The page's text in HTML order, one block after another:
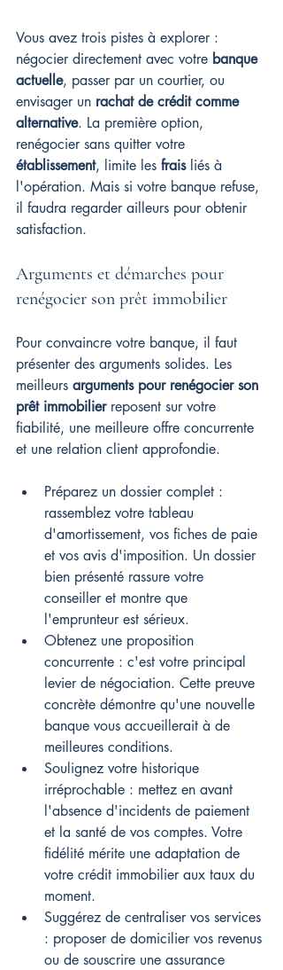
Vous avez trois pistes à explorer :
négocier directement avec votre banque
actuelle, passer par un courtier, ou
envisager un rachat de crédit comme
alternative. La première option,
renégocier sans quitter votre
établissement, limite les frais liés à
l'opération. Mais si votre banque refuse,
il faudra regarder ailleurs pour obtenir
satisfaction.
Arguments et démarches pour
renégocier son prêt immobilier
Pour convaincre votre banque, il faut
présenter des arguments solides. Les
meilleurs arguments pour renégocier son
prêt immobilier reposent sur votre
fiabilité, une meilleure offre concurrente
et une relation client approfondie.
Préparez un dossier complet :
rassemblez votre tableau
d'amortissement, vos fiches de paie
et vos avis d'imposition. Un dossier
bien présenté rassure votre
conseiller et montre que
l'emprunteur est sérieux.
Obtenez une proposition
concurrente : c'est votre principal
levier de négociation. Cette preuve
concrète démontre qu'une nouvelle
banque vous accueillerait à de
meilleures conditions.
Soulignez votre historique
irréprochable : mettez en avant
l'absence d'incidents de paiement
et la santé de vos comptes. Votre
fidélité mérite une adaptation de
votre crédit immobilier aux taux du
moment.
Suggérez de centraliser vos services
: proposer de domicilier vos revenus
ou de souscrire une assurance